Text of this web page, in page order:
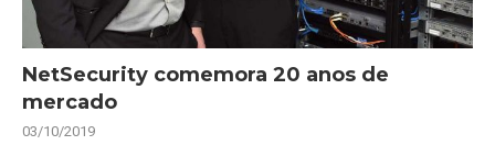
NetSecurity comemora 20 anos de
mercado
03/10/2019